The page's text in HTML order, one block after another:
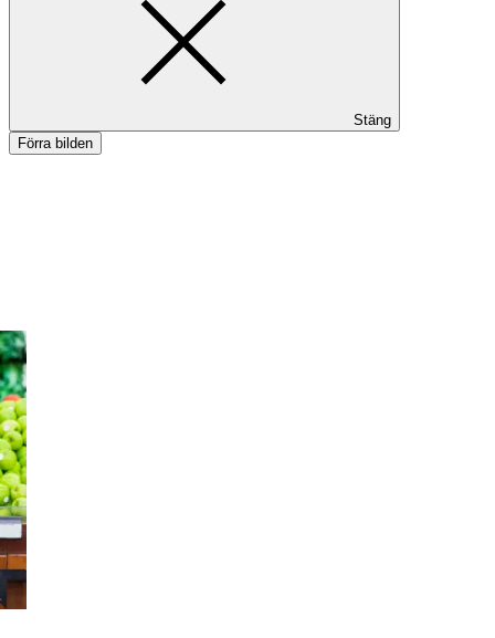
Mat och dryck
Erbjudanden
Stäng
Förra bilden